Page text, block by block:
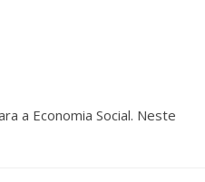
a Economia Social. Neste